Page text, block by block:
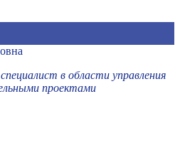
в области управления
проектами